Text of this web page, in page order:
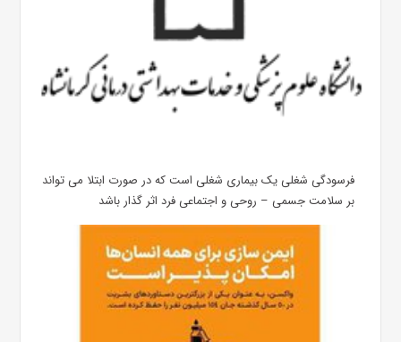
فرسودگی شغلی یک بیماری شغلی است که در صورت ابتلا می تواند
بر سلامت جسمی – روحی و اجتماعی فرد اثر گذار باشد